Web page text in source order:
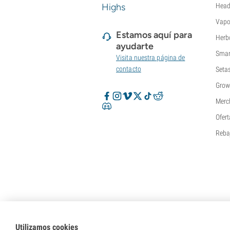
Super Sativa Seed Club
TICAL
Top Tao Seeds
VIP Seeds
White Label
Highs
Estamos aquí para
ayudarte
Visita nuestra página de
contacto
Utilizamos cookies